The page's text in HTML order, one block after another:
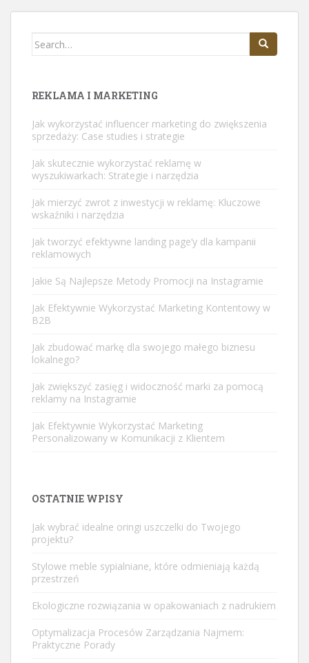
Search
REKLAMA I MARKETING
Jak wykorzystać influencer marketing do zwiększenia
sprzedaży: Case studies i strategie
Jak skutecznie wykorzystać reklamę w
wyszukiwarkach: Strategie i narzędzia
Jak mierzyć zwrot z inwestycji w reklamę: Kluczowe
wskaźniki i narzędzia
Jak tworzyć efektywne landing page’y dla kampanii
reklamowych
Jakie Są Najlepsze Metody Promocji na Instagramie
Jak Efektywnie Wykorzystać Marketing Kontentowy w
B2B
Jak zbudować markę dla swojego małego biznesu
lokalnego?
Jak zwiększyć zasięg i widoczność marki za pomocą
reklamy na Instagramie
Jak Efektywnie Wykorzystać Marketing
Personalizowany w Komunikacji z Klientem
OSTATNIE WPISY
Jak wybrać idealne oringi uszczelki do Twojego
projektu?
Stylowe meble sypialniane, które odmieniają każdą
przestrzeń
Ekologiczne rozwiązania w opakowaniach z nadrukiem
Optymalizacja Procesów Zarządzania Najmem:
Praktyczne Porady